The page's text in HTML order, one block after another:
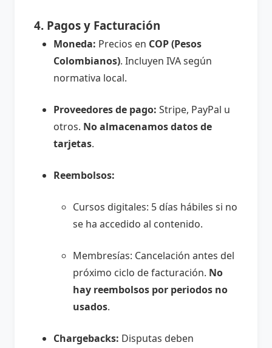
4. Pagos y Facturación
Moneda: Precios en COP (Pesos
Colombianos). Incluyen IVA según
normativa local.
Proveedores de pago: Stripe, PayPal u
otros. No almacenamos datos de
tarjetas.
Reembolsos:
Cursos digitales: 5 días hábiles si no
se ha accedido al contenido.
Membresías: Cancelación antes del
próximo ciclo de facturación. No
hay reembolsos por periodos no
usados.
Chargebacks: Disputas deben